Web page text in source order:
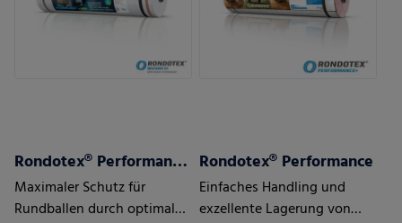
Rondotex® Performance+ CE
Maximaler Schutz für
Rundballen durch optimale
Rondotex® Performance
Einfaches Handling und
exzellente Lagerung von